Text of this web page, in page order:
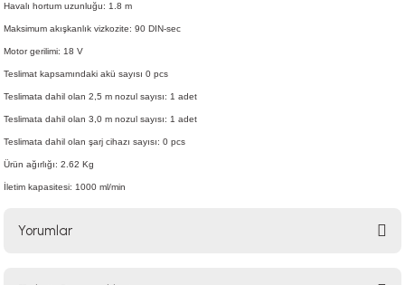
Havalı hortum uzunluğu: 1.8 m
Maksimum akışkanlık vizkozite: 90 DIN-sec
Motor gerilimi: 18 V
Teslimat kapsamındaki akü sayısı 0 pcs
Teslimata dahil olan 2,5 m nozul sayısı: 1 adet
Teslimata dahil olan 3,0 m nozul sayısı: 1 adet
Teslimata dahil olan şarj cihazı sayısı: 0 pcs
Ürün ağırlığı: 2.62 Kg
İletim kapasitesi: 1000 ml/min
Yorumlar